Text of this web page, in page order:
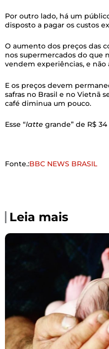
Por outro lado, há um
disposto a pagar os custos
O aumento dos preços das
nos supermercados do que
vendem experiências, e não
E os preços devem
safras no Brasil e no Vietnã
café diminua um pouco.
Esse “latte grande” de R$
Fonte.:BBC NEWS BRASIL
Leia mais